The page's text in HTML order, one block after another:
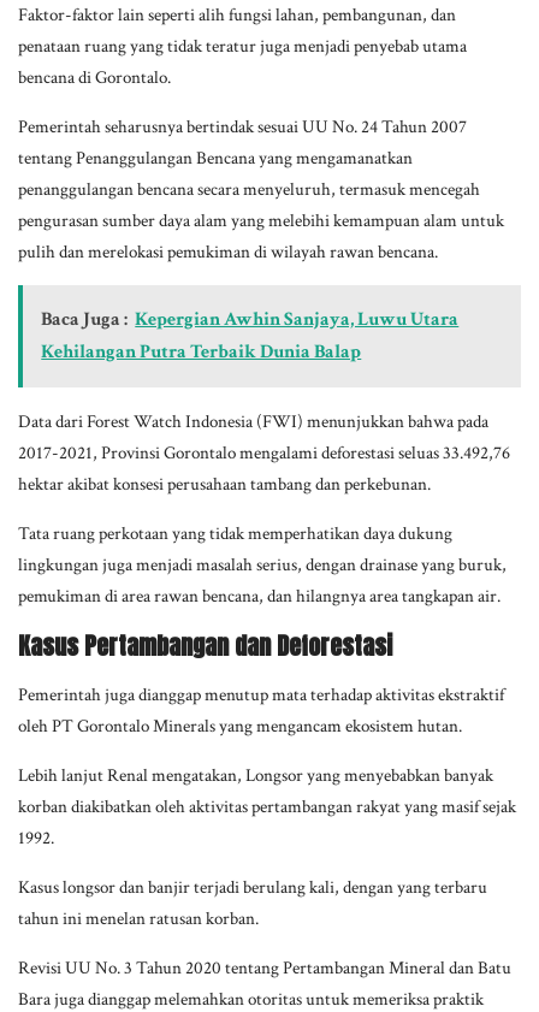
Faktor-faktor lain seperti alih fungsi lahan, pembangunan, dan
penataan ruang yang tidak teratur juga menjadi penyebab utama
bencana di Gorontalo.
Pemerintah seharusnya bertindak sesuai UU No. 24 Tahun 2007
tentang Penanggulangan Bencana yang mengamanatkan
penanggulangan bencana secara menyeluruh, termasuk mencegah
pengurasan sumber daya alam yang melebihi kemampuan alam untuk
pulih dan merelokasi pemukiman di wilayah rawan bencana.
Baca Juga : Kepergian Awhin Sanjaya, Luwu Utara
Kehilangan Putra Terbaik Dunia Balap
Data dari Forest Watch Indonesia (FWI) menunjukkan bahwa pada
2017-2021, Provinsi Gorontalo mengalami deforestasi seluas 33.492,76
hektar akibat konsesi perusahaan tambang dan perkebunan.
Tata ruang perkotaan yang tidak memperhatikan daya dukung
lingkungan juga menjadi masalah serius, dengan drainase yang buruk,
pemukiman di area rawan bencana, dan hilangnya area tangkapan air.
Kasus Pertambangan dan Deforestasi
Pemerintah juga dianggap menutup mata terhadap aktivitas ekstraktif
oleh PT Gorontalo Minerals yang mengancam ekosistem hutan.
Lebih lanjut Renal mengatakan, Longsor yang menyebabkan banyak
korban diakibatkan oleh aktivitas pertambangan rakyat yang masif sejak
1992.
Kasus longsor dan banjir terjadi berulang kali, dengan yang terbaru
tahun ini menelan ratusan korban.
Revisi UU No. 3 Tahun 2020 tentang Pertambangan Mineral dan Batu
Bara juga dianggap melemahkan otoritas untuk memeriksa praktik